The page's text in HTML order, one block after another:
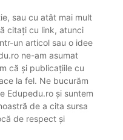
sau cu atât mai mult
citați cu link, atunci
un articol sau o idee
ne-am asumat
că și publicațiile cu
la fel. Ne bucurăm
Edupedu.ro și suntem
de a cita sursa
de respect și